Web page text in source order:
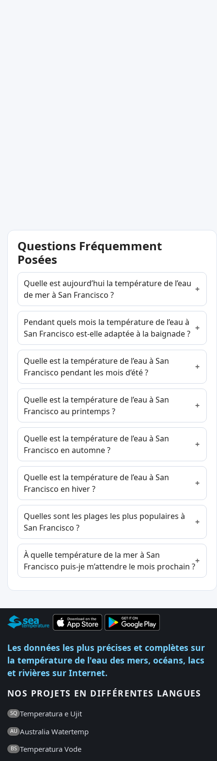
Questions Fréquemment
Posées
Quelle est aujourd’hui la température de l’eau
de mer à San Francisco ?
Pendant quels mois la température de l’eau à
San Francisco est-elle adaptée à la baignade ?
Quelle est la température de l’eau à San
Francisco pendant les mois d’été ?
Quelle est la température de l’eau à San
Francisco au printemps ?
Quelle est la température de l’eau à San
Francisco en automne ?
Quelle est la température de l’eau à San
Francisco en hiver ?
Quelles sont les plages les plus populaires à
San Francisco ?
À quelle température de la mer à San
Francisco puis-je m’attendre le mois prochain ?
Les données les plus précises et complètes sur
la température de l'eau des mers, océans, lacs
et rivières sur Internet.
NOS PROJETS EN DIFFÉRENTES LANGUES
SQ Temperatura e Ujit
AU Australia Watertemp
BS Temperatura Vode